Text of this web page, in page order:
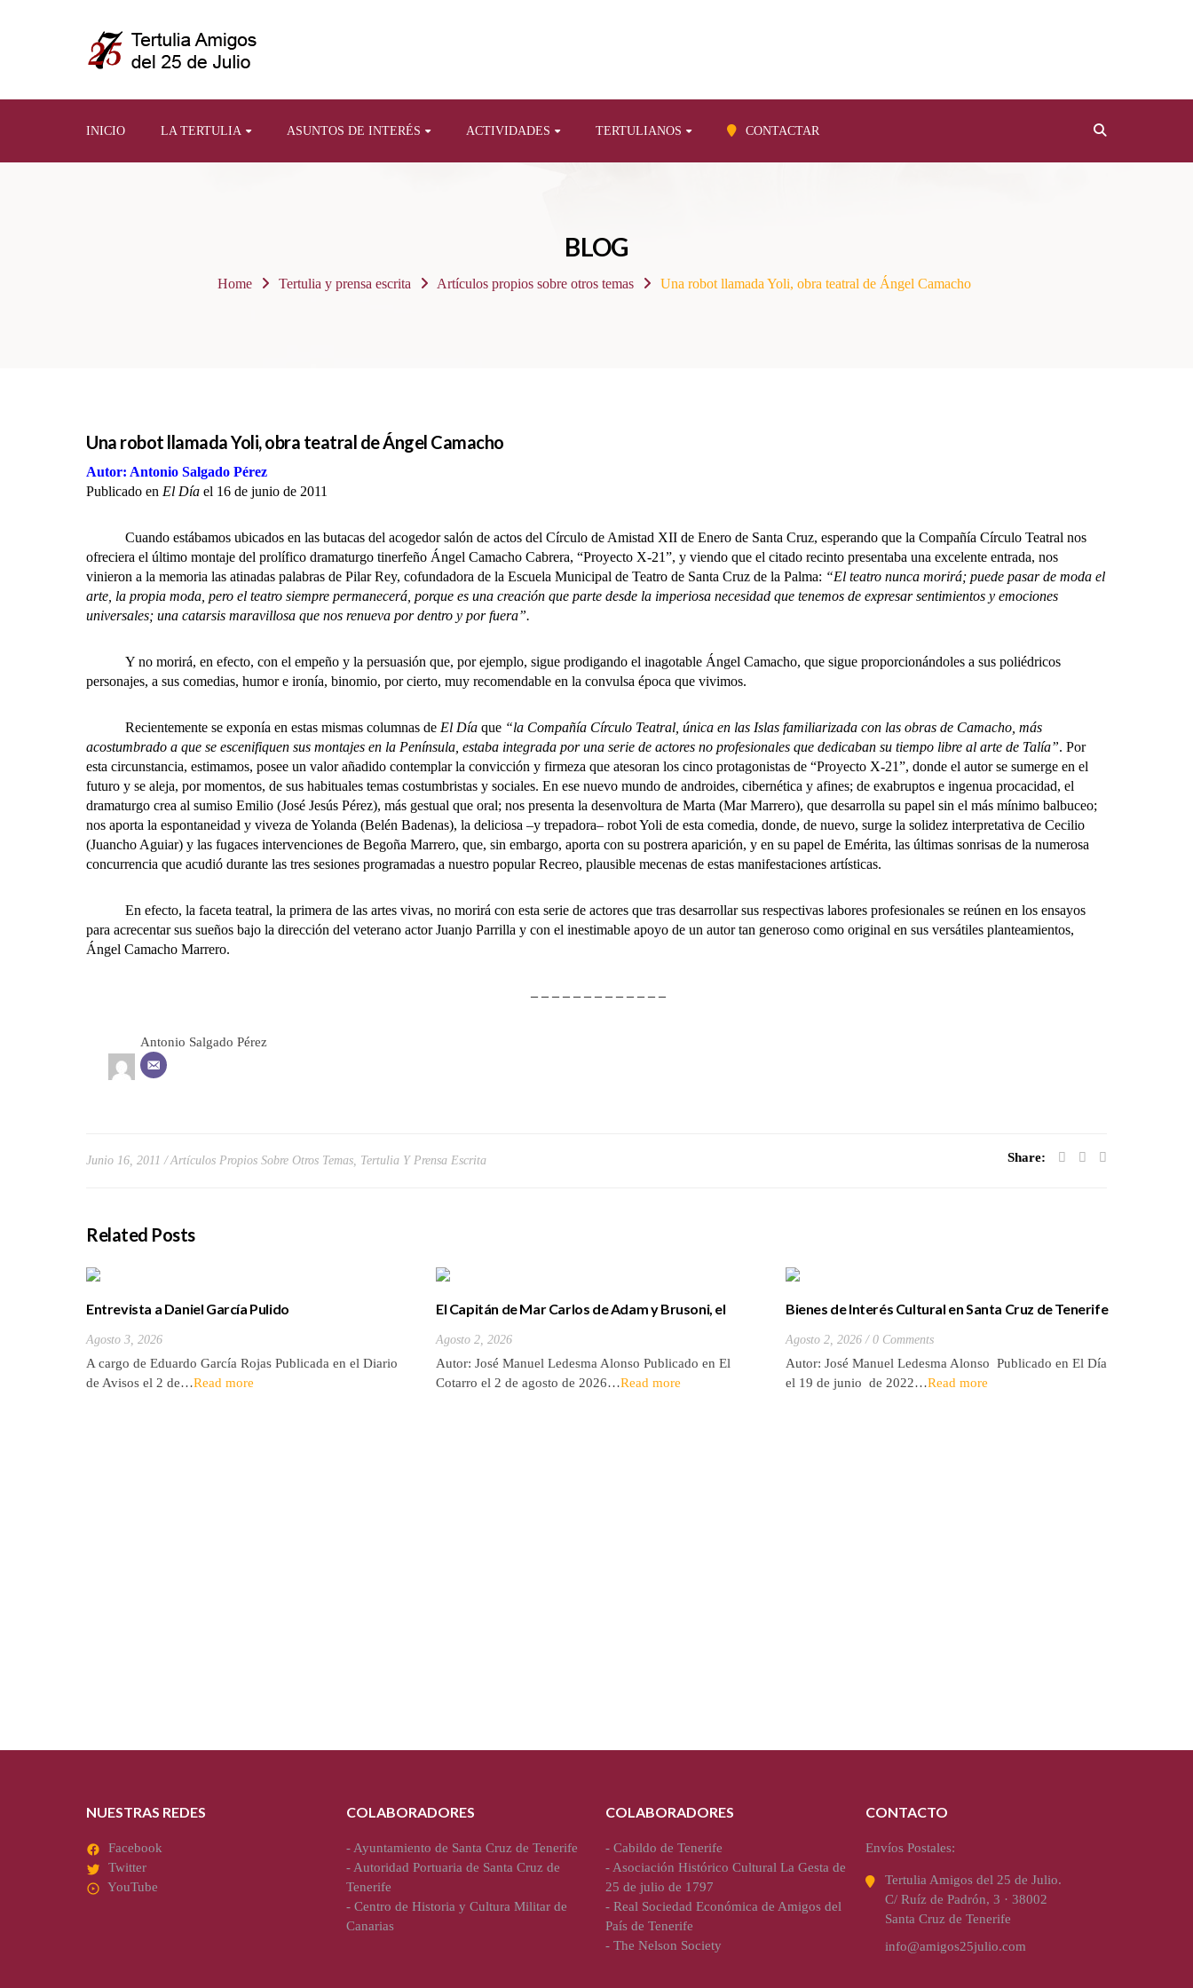
INICIO LA TERTULIA ASUNTOS DE INTERÉS ACTIVIDADES TERTULIANOS CONTACTAR
BLOG
Home Tertulia y prensa escrita Artículos propios sobre otros temas Una robot llamada Yoli, obra teatral de Ángel Camacho
Una robot llamada Yoli, obra teatral de Ángel Camacho
Autor: Antonio Salgado Pérez
Publicado en El Día el 16 de junio de 2011
Cuando estábamos ubicados en las butacas del acogedor salón de actos del Círculo de Amistad XII de Enero de Santa Cruz, esperando que la Compañía Círculo Teatral nos
ofreciera el último montaje del prolífico dramaturgo tinerfeño Ángel Camacho Cabrera, “Proyecto X-21”, y viendo que el citado recinto presentaba una excelente entrada, nos
vinieron a la memoria las atinadas palabras de Pilar Rey, cofundadora de la Escuela Municipal de Teatro de Santa Cruz de la Palma: “El teatro nunca morirá; puede pasar de moda el
arte, la propia moda, pero el teatro siempre permanecerá, porque es una creación que parte desde la imperiosa necesidad que tenemos de expresar sentimientos y emociones
universales; una catarsis maravillosa que nos renueva por dentro y por fuera”.
Y no morirá, en efecto, con el empeño y la persuasión que, por ejemplo, sigue prodigando el inagotable Ángel Camacho, que sigue proporcionándoles a sus poliédricos
personajes, a sus comedias, humor e ironía, binomio, por cierto, muy recomendable en la convulsa época que vivimos.
Recientemente se exponía en estas mismas columnas de El Día que “la Compañía Círculo Teatral, única en las Islas familiarizada con las obras de Camacho, más
acostumbrado a que se escenifiquen sus montajes en la Península, estaba integrada por una serie de actores no profesionales que dedicaban su tiempo libre al arte de Talía”. Por
esta circunstancia, estimamos, posee un valor añadido contemplar la convicción y firmeza que atesoran los cinco protagonistas de “Proyecto X-21”, donde el autor se sumerge en el
futuro y se aleja, por momentos, de sus habituales temas costumbristas y sociales. En ese nuevo mundo de androides, cibernética y afines; de exabruptos e ingenua procacidad, el
dramaturgo crea al sumiso Emilio (José Jesús Pérez), más gestual que oral; nos presenta la desenvoltura de Marta (Mar Marrero), que desarrolla su papel sin el más mínimo balbuceo;
nos aporta la espontaneidad y viveza de Yolanda (Belén Badenas), la deliciosa –y trepadora– robot Yoli de esta comedia, donde, de nuevo, surge la solidez interpretativa de Cecilio
(Juancho Aguiar) y las fugaces intervenciones de Begoña Marrero, que, sin embargo, aporta con su postrera aparición, y en su papel de Emérita, las últimas sonrisas de la numerosa
concurrencia que acudió durante las tres sesiones programadas a nuestro popular Recreo, plausible mecenas de estas manifestaciones artísticas.
En efecto, la faceta teatral, la primera de las artes vivas, no morirá con esta serie de actores que tras desarrollar sus respectivas labores profesionales se reúnen en los ensayos
para acrecentar sus sueños bajo la dirección del veterano actor Juanjo Parrilla y con el inestimable apoyo de un autor tan generoso como original en sus versátiles planteamientos,
Ángel Camacho Marrero.
– – – – – – – – – – – – –
Antonio Salgado Pérez
Junio 16, 2011 Artículos Propios Sobre Otros Temas Tertulia Y Prensa Escrita Share:
Related Posts
Entrevista a Daniel García Pulido
Agosto 3, 2026
A cargo de Eduardo García Rojas Publicada en el Diario
de Avisos el 2 de…Read more
El Capitán de Mar Carlos de Adam y Brusoni, el
Agosto 2, 2026
Autor: José Manuel Ledesma Alonso Publicado en El
Cotarro el 2 de agosto de 2026…Read more
Bienes de Interés Cultural en Santa Cruz de Tenerife
Agosto 2, 2026 0 Comments
Autor: José Manuel Ledesma Alonso Publicado en El Día
el 19 de junio de 2022…Read more
NUESTRAS REDES
Facebook
Twitter
YouTube
COLABORADORES
-Ayuntamiento de Santa Cruz de Tenerife
-Autoridad Portuaria de Santa Cruz de
Tenerife
- Centro de Historia y Cultura Militar de
Canarias
COLABORADORES
- Cabildo de Tenerife
-Asociación Histórico Cultural La Gesta de
25 de julio de 1797
- Real Sociedad Económica de Amigos del
País de Tenerife
- The Nelson Society
CONTACTO
Envíos Postales:
Tertulia Amigos del 25 de Julio.
C/ Ruíz de Padrón, 3 · 38002
Santa Cruz de Tenerife
info@amigos25julio.com